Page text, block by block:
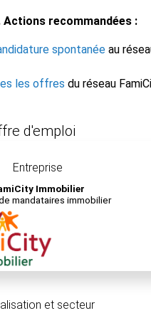
recommandées :
spontanée au
les offres du réseau
d'emploi
Entreprise
Immobilier
mandataires immobilier
et secteur